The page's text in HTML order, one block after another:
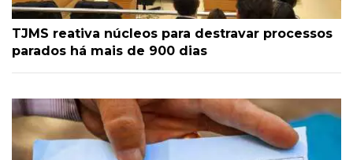
TJMS reativa núcleos para destravar processos
parados há mais de 900 dias